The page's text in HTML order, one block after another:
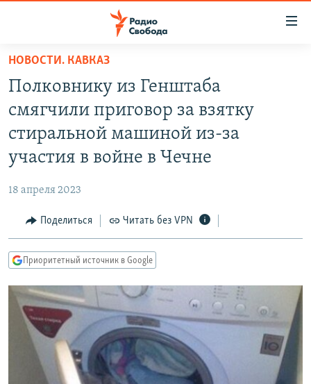
упрощенного
доступа
основному
содержанию
Вернутся
навигации
Вернутся
АВТОРСКИЕ ПРОЕКТЫ
ЦИТАТЫ СВОБОДЫ
КУЛЬТУРА
IDEL.РЕАЛИИ
КАВКАЗ.РЕАЛИИ
СИБИРЬ.РЕАЛИИ
РАСПИСАНИЕ ВЕЩАНИЯ
ПОДПИШИТЕСЬ НА РАССЫЛКУ
НОВОСТИ. КАВКАЗ
Полковнику из Генштаба
смягчили приговор за взятку
стиральной машиной из-за
участия в войне в Чечне
18 апреля 2023
Поделиться Читать без VPN
Приоритетный источник в Google